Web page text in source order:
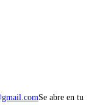
Se abre en tu